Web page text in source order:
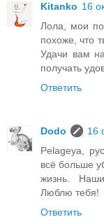
Kitanko 16
Лола, мои
похоже, что
Удачи вам
получать
Ответить
Dodo
16
Pelageya,
всё больше
жизнь.
Люблю тебя!
Ответить